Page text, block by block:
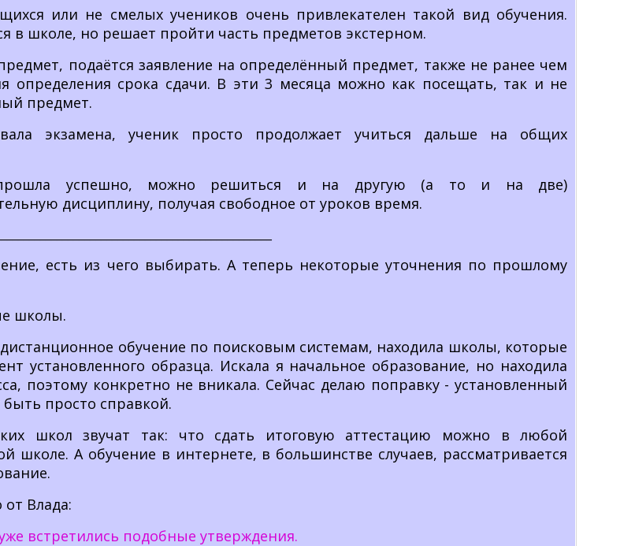
или не смелых учеников очень привлекателен такой вид обучения.
в школе, но решает пройти часть предметов экстерном.
подаётся заявление на определённый предмет, также не ранее чем
определения срока сдачи. В эти 3 месяца можно как посещать, так и не
предмет.
экзамена, ученик просто продолжает учиться дальше на общих
успешно, можно решиться и на другую (а то и на две)
дисциплину, получая свободное от уроков время.
есть из чего выбирать. А теперь некоторые уточнения по прошлому
школы.
дистанционное обучение по поисковым системам, находила школы, которые
установленного образца. Искала я начальное образование, но находила
поэтому конкретно не вникала. Сейчас делаю поправку - установленный
просто справкой.
школ звучат так: что сдать итоговую аттестацию можно в любой
школе. А обучение в интернете, в большинстве случаев, рассматривается
Влада:
встретились подобные утверждения.